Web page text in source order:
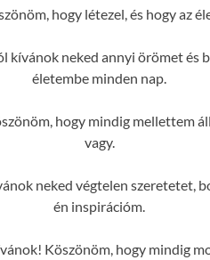
hogy létezel, és hogy az
kívánok neked annyi örömet és
életembe minden nap.
hogy mindig mellettem
vagy.
neked végtelen szeretetet,
én inspirációm.
Köszönöm, hogy mindig